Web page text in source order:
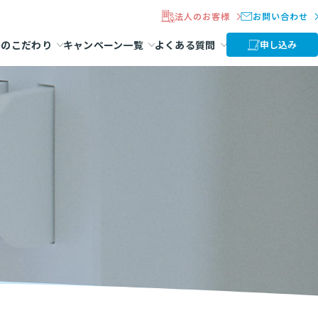
法人のお客様 お問い合わせ
こだわり キャンペーン一覧 よくある質問 申し込み